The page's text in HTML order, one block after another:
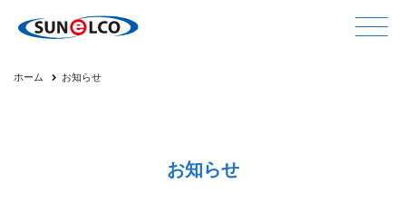
ホーム お知らせ
お知らせ